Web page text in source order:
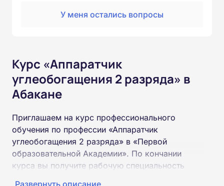
У меня остались вопросы
Курс «Аппаратчик
углеобогащения 2 разряда» в
Абакане
Приглашаем на курс профессионального
обучения по профессии «Аппаратчик
углеобогащения 2 разряда» в «Первой
образовательной Академии». По кончании
курса вы получите рабочую специальность
Развернуть описание